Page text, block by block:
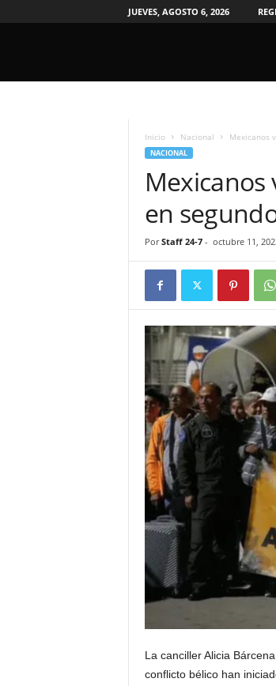
JUEVES, AGOSTO 6, 2026
Inicio Nacional Mexicanos
NACIONAL
Mexicanos
en
Por Staff 24-7- octubre 11,
La canciller Alicia
conflicto bélico han